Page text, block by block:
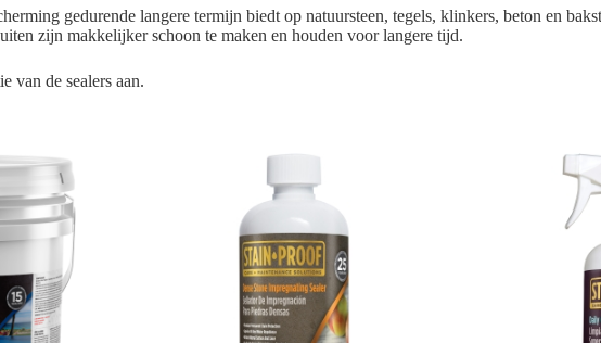
gedurende langere termijn biedt op natuursteen, tegels, klinkers, beton en
zijn makkelijker schoon te maken en houden voor langere tijd.
van de sealers aan.